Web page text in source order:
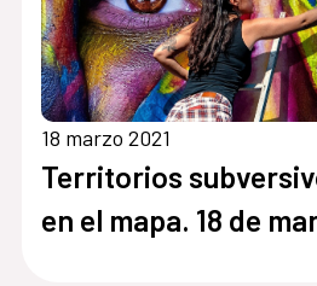
18 marzo 2021
Territorios
en el mapa. 18 de